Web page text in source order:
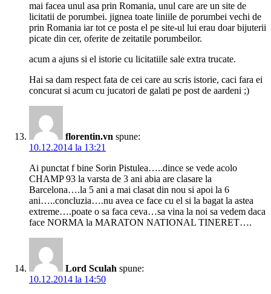
mai facea unul asa prin Romania, unul care are un site de
licitatii de porumbei. jignea toate liniile de porumbei vechi de
prin Romania iar tot ce posta el pe site-ul lui erau doar bijuterii
picate din cer, oferite de zeitatile porumbeilor.
acum a ajuns si el istorie cu licitatiile sale extra trucate.
Hai sa dam respect fata de cei care au scris istorie, caci fara ei
concurat si acum cu jucatori de galati pe post de aardeni ;)
florentin.vn spune:
10.12.2014 la 13:21
Ai punctat f bine Sorin Pistulea…..dince se vede acolo
CHAMP 93 la varsta de 3 ani abia are clasare la
Barcelona….la 5 ani a mai clasat din nou si apoi la 6
ani…..concluzia….nu avea ce face cu el si la bagat la astea
extreme….poate o sa faca ceva…sa vina la noi sa vedem daca
face NORMA la MARATON NATIONAL TINERET….
Lord Sculah spune:
10.12.2014 la 14:50